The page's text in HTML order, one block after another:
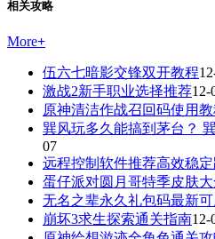
相关攻略
More+
伍六七暗影交锋双开教程
激战2新手职业选择推荐12-
原神清洁作战召回码使用
巽风玩多久能搞到茅台？
07
远程控制软件推荐高效稳定
蛋仔派对圆月哥特季皮肤大
无名之辈永久礼包码最新
崩坏3求生探索通关指南12-